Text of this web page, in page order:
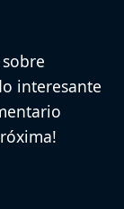
interesante